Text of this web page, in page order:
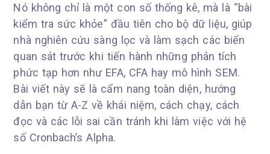
Nó không chỉ là một con số thống kê, mà là “bài
kiểm tra sức khỏe” đầu tiên cho bộ dữ liệu, giúp
nhà nghiên cứu sàng lọc và làm sạch các biến
quan sát trước khi tiến hành những phân tích
phức tạp hơn như EFA, CFA hay mô hình SEM.
Bài viết này sẽ là cẩm nang toàn diện, hướng
dẫn bạn từ A-Z về khái niệm, cách chạy, cách
đọc và các lỗi sai cần tránh khi làm việc với hệ
số Cronbach’s Alpha.